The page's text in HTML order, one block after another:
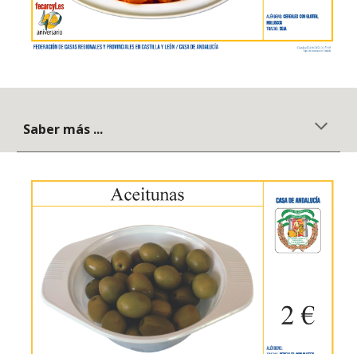
Saber más ...